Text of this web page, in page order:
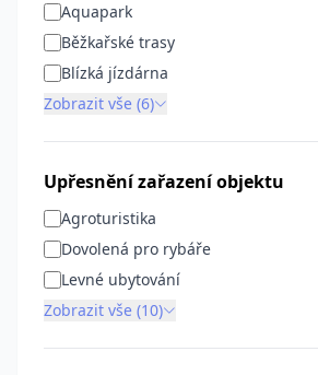
Aquapark
Běžkařské trasy
Blízká jízdárna
Zobrazit vše (6)
Upřesnění zařazení objektu
Agroturistika
Dovolená pro rybáře
Levné ubytování
Zobrazit vše (10)